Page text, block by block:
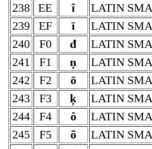
238
EE î
LATIN
239
EF ī
LATIN
240
F0 đ
LATIN
241
F1 ņ
LATIN
242
F2 ō
LATIN
243
F3 ķ
LATIN
244
F4 ô
LATIN
245
F5 õ
LATIN